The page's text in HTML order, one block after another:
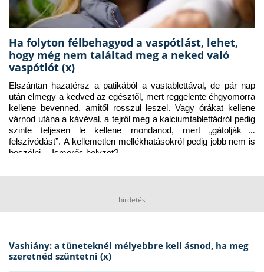
Ha folyton félbehagyod a vaspótlást, lehet,
hogy még nem találtad meg a neked való
vaspótlót (x)
Elszántan hazatérsz a patikából a vastablettával, de pár nap
után elmegy a kedved az egésztől, mert reggelente éhgyomorra
kellene bevenned, amitől rosszul leszel. Vagy órákat kellene
várnod utána a kávéval, a tejről meg a kalciumtablettádról pedig
szinte teljesen le kellene mondanod, mert „gátolják a
felszívódást”. A kellemetlen mellékhatásokról pedig jobb nem is
beszélni… Ismerős helyzet?
hirdetés
Vashiány: a tüneteknél mélyebbre kell ásnod, ha meg
szeretnéd szüntetni (x)